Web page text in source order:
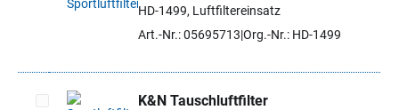
Artikel auswählen
HD-1499, Luftfiltereinsatz
Art.-Nr.: 05695713 Org.-Nr.: HD-1499
K&N Tauschluftfilter